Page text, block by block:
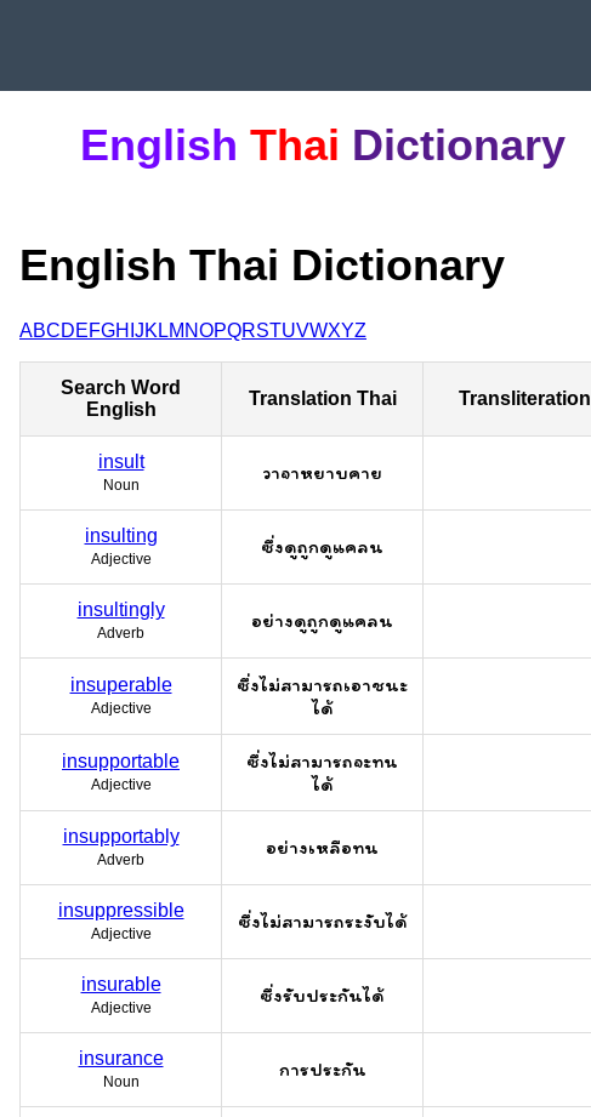
English Thai Dictionary
English Thai Dictionary
ABCDEFGH JK LM NOPQRSTUVWXYZ
Search Word
English
Translation Thai Transliteration
insult
Noun
วาจาหยาบคาย
insulting
Adjective
ซึ่งดูถูกดูแคลน
insultingly
Adverb
อย่างดูถูกดูแคลน
insuperable
Adjective
ซึ่งไม่สามารถเอาชนะ
ได้
insupportable
Adjective
ซึ่งไม่สามารถจะทน
ได้
insupportably
Adverb
อย่างเหลือทน
insuppressible
Adjective
ซึ่งไม่สามารถระงับได้
insurable
Adjective
ซึ่งรับประกันได้
insurance
Noun
การประกัน